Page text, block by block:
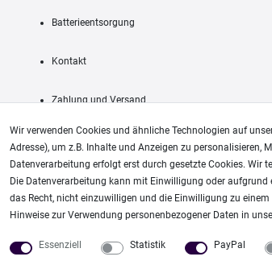
Batterieentsorgung
Kontakt
Zahlung und Versand
AGB
Unsere weiteren Shops:
Fachhandel für: Airbrushpistolen, Kompressoren, Airbrushfarben
Wir verwenden Cookies und ähnliche Technologien auf
Adresse), um z.B. Inhalte und Anzeigen zu personalisieren,
Datenverarbeitung erfolgt erst durch gesetzte Cookies. Wir
Die Datenverarbeitung kann mit Einwilligung oder
das Recht, nicht einzuwilligen und die Einwilligung zu
Hinweise zur Verwendung personenbezogener Daten in
Essenziell Statistik PayPal